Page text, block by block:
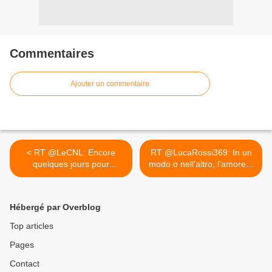
Commentaires
Ajouter un commentaire
< RT @LeCNL: Encore
quelques jours pour
répondre à...
RT @LucaRossi369: In un
modo o nell'altro, l'amore...
>
Hébergé par Overblog
Top articles
Pages
Contact